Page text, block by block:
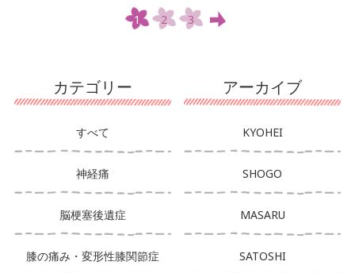
カテゴリー
すべて
神経痛
脳梗塞後遺症
膝の痛み・変形性膝関節症
アーカイブ
KYOHEI
SHOGO
MASARU
SATOSHI
1 2 3